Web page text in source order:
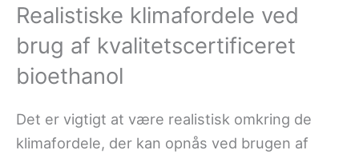
Realistiske klimafordele ved
brug af kvalitetscertificeret
bioethanol
Det er vigtigt at være realistisk omkring de
klimafordele, der kan opnås ved brugen af